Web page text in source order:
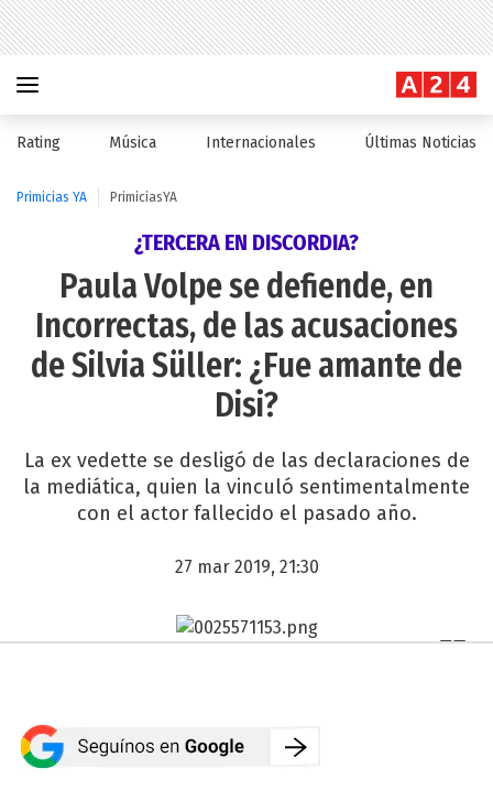
Rating Música Internacionales Últimas Noticias
Primicias YA PrimiciasYA
¿TERCERA EN DISCORDIA?
Paula Volpe se defiende, en
Incorrectas, de las acusaciones
de Silvia Süller: ¿Fue amante de
Disi?
La ex vedette se desligó de las declaraciones de
la mediática, quien la vinculó sentimentalmente
con el actor fallecido el pasado año.
27 mar 2019, 21:30